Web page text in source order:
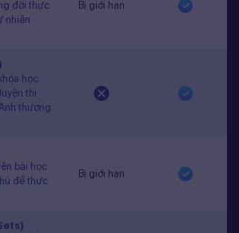
đời thực
nhiên
Bị giới hạn
học
thi
thương
bài học
đề thực
Bị giới hạn